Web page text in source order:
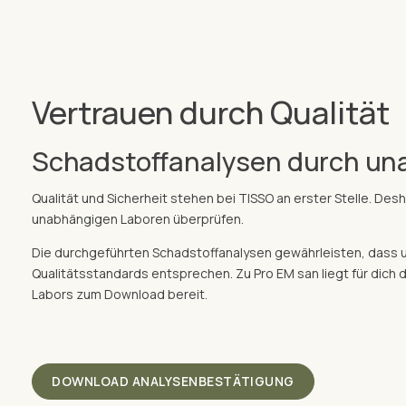
Vertrauen durch Qualität
Schadstoffanalysen durch
Qualität und Sicherheit stehen bei TISSO an erster Stelle.
unabhängigen Laboren überprüfen.
Die durchgeführten Schadstoffanalysen gewährleisten,
Qualitätsstandards entsprechen. Zu Pro EM san liegt für
Labors zum Download bereit.
DOWNLOAD ANALYSENBESTÄTIGUNG